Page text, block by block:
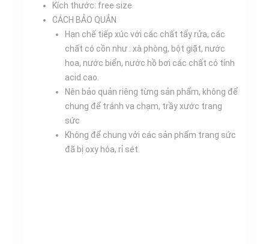
Kích thước: free size
CÁCH BẢO QUẢN
Hạn chế tiếp xúc với các chất tẩy rửa, các
chất có cồn như : xà phòng, bột giặt, nước
hoa, nước biển, nước hồ bơi các chất có tính
acid cao.
Nên bảo quản riêng từng sản phẩm, không để
chung để tránh va chạm, trầy xước trang
sức
Không để chung với các sản phẩm trang sức
đã bị oxy hóa, rỉ sét.